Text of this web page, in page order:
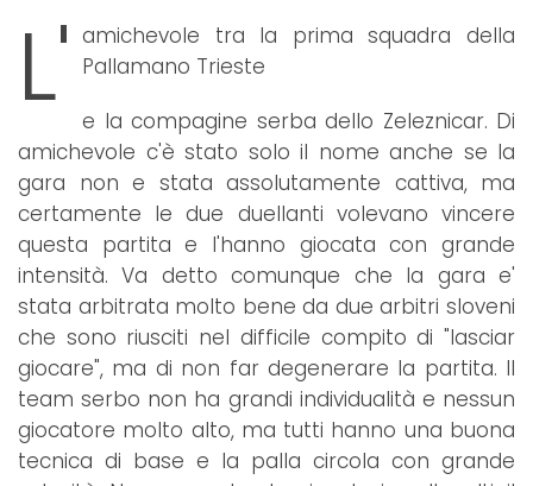
L' amichevole tra la prima squadra della
Pallamano Trieste
e la compagine serba dello Zeleznicar. Di
amichevole c'è stato solo il nome anche se la
gara non e stata assolutamente cattiva, ma
certamente le due duellanti volevano vincere
questa partita e l'hanno giocata con grande
intensità. Va detto comunque che la gara e'
stata arbitrata molto bene da due arbitri sloveni
che sono riusciti nel difficile compito di "lasciar
giocare", ma di non far degenerare la partita. Il
team serbo non ha grandi individualità e nessun
giocatore molto alto, ma tutti hanno una buona
tecnica di base e la palla circola con grande